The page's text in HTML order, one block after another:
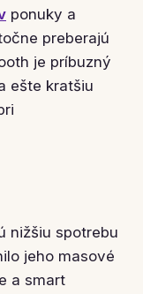
ponuky a
preberajú
je príbuzný
ešte kratšiu
nižšiu spotrebu
jeho masové
a smart